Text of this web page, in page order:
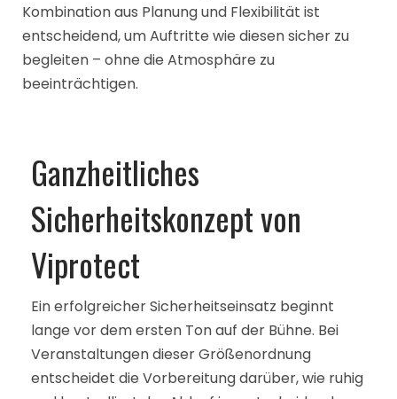
Kombination aus Planung und Flexibilität ist
entscheidend, um Auftritte wie diesen sicher zu
begleiten – ohne die Atmosphäre zu
beeinträchtigen.
Ganzheitliches
Sicherheitskonzept von
Viprotect
Ein erfolgreicher Sicherheitseinsatz beginnt
lange vor dem ersten Ton auf der Bühne. Bei
Veranstaltungen dieser Größenordnung
entscheidet die Vorbereitung darüber, wie ruhig